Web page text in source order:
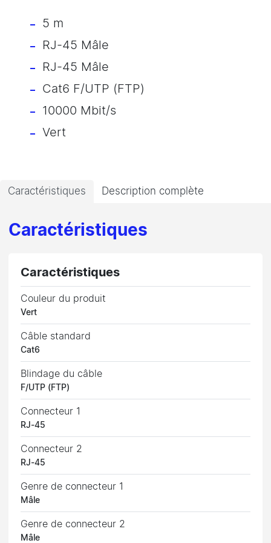
5 m
RJ-45 Mâle
RJ-45 Mâle
Cat6 F/UTP (FTP)
10000 Mbit/s
Vert
Caractéristiques Description complète
Caractéristiques
Caractéristiques
Couleur du produit
Vert
Câble standard
Cat6
Blindage du câble
F/UTP (FTP)
Connecteur 1
RJ-45
Connecteur 2
RJ-45
Genre de connecteur 1
Mâle
Genre de connecteur 2
Mâle